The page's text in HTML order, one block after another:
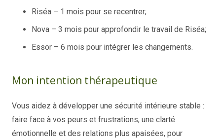
Riséa – 1 mois pour se recentrer;
Nova – 3 mois pour approfondir le travail de Riséa;
Essor – 6 mois pour intégrer les changements.
Mon intention thérapeutique
Vous aidez à développer une sécurité intérieure stable :
faire face à vos peurs et frustrations, une clarté
émotionnelle et des relations plus apaisées, pour